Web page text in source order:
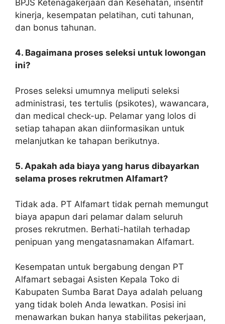
BPJS Ketenagakerjaan dan Kesehatan, insentif
kinerja, kesempatan pelatihan, cuti tahunan,
dan bonus tahunan.
4. Bagaimana proses seleksi untuk lowongan
ini?
Proses seleksi umumnya meliputi seleksi
administrasi, tes tertulis (psikotes), wawancara,
dan medical check-up. Pelamar yang lolos di
setiap tahapan akan diinformasikan untuk
melanjutkan ke tahapan berikutnya.
5. Apakah ada biaya yang harus dibayarkan
selama proses rekrutmen Alfamart?
Tidak ada. PT Alfamart tidak pernah memungut
biaya apapun dari pelamar dalam seluruh
proses rekrutmen. Berhati-hatilah terhadap
penipuan yang mengatasnamakan Alfamart.
Kesempatan untuk bergabung dengan PT
Alfamart sebagai Asisten Kepala Toko di
Kabupaten Sumba Barat Daya adalah peluang
yang tidak boleh Anda lewatkan. Posisi ini
menawarkan bukan hanya stabilitas pekerjaan,